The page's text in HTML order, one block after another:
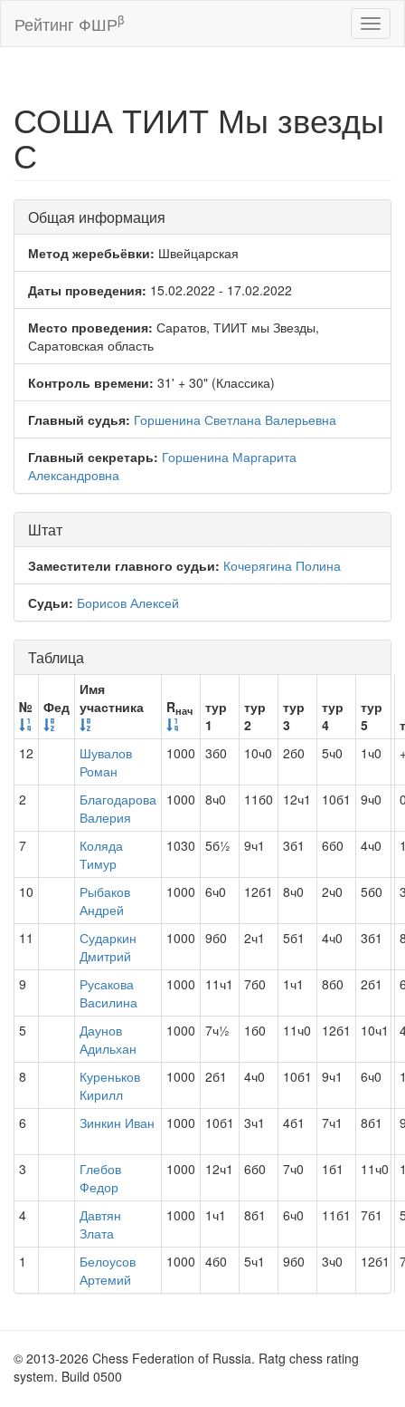
Рейтинг ФШРβ
СОША ТИИТ Мы звезды
С
Общая информация
Метод жеребьёвки: Швейцарская
Даты проведения: 15.02.2022 - 17.02.2022
Место проведения: Саратов, ТИИТ мы Звезды,
Саратовская область
Контроль времени: 31' + 30" (Классика)
Главный судья: Горшенина Светлана Валерьевна
Главный секретарь: Горшенина Маргарита
Александровна
Штат
Заместители главного судьи: Кочерягина Полина
Судьи: Борисов Алексей
Таблица
№ Фед
Имя
участника
Rнач
тур
1
тур
2
тур
3
тур
4
тур
5
12
Шувалов
Роман
1000 3б0 10ч0 2б0 5ч0 1ч0
2
Благодарова
Валерия
1000 8ч0 11б0 12ч1 10б1 9ч0
7
Коляда
Тимур
1030 5б½ 9ч1 3б1 6б0 4ч0
10
Рыбаков
Андрей
1000 6ч0 12б1 8ч0 2ч0 5б0
11
Сударкин
Дмитрий
1000 9б0 2ч1 5б1 4ч0 3б1
9
Русакова
Василина
1000 11ч1 7б0 1ч1 8б0 2б1
5
Даунов
Адильхан
1000 7ч½ 1б0 11ч0 12б1 10ч1
8
Куреньков
Кирилл
1000 2б1 4ч0 10б1 9ч1 6ч0
6 Зинкин Иван 1000 10б1 3ч1 4б1 7ч1 8б1
3
Глебов
Федор
1000 12ч1 6б0 7ч0 1б1 11ч0
4
Давтян
Злата
1000 1ч1 8б1 6ч0 11б1 7б1
1
Белоусов
Артемий
1000 4б0 5ч1 9б0 3ч0 12б1
© 2013-2026 Chess Federation of Russia. Ratg chess rating
system. Build 0500